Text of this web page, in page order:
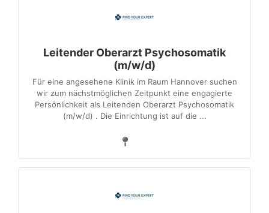
Leitender Oberarzt Psychosomatik
(m/w/d)
Für eine angesehene Klinik im Raum Hannover suchen
wir zum nächstmöglichen Zeitpunkt eine engagierte
Persönlichkeit als Leitenden Oberarzt Psychosomatik
(m/w/d) . Die Einrichtung ist auf die ...